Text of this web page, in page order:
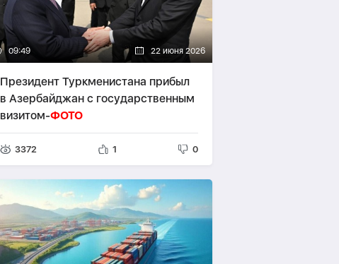
09:49 22 июня 2026
Президент Туркменистана прибыл
в Азербайджан с государственным
визитом-ФОТО
3372 1 0